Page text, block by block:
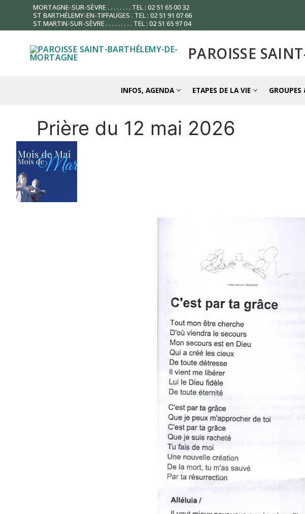
contenu
MORTAGNE-SUR-SÈVRE . . . . . . . . TEL : 02 51 65 00 32
ST BARTHÉLEMY-EN-TIFFAUGES . TEL : 02 51 91 07 66
ST MARTIN-SUR-SÈVRE . . . . . . . . . TEL : 02 51 65 97 04
PAROISSE
INFOS, AGENDA ETAPES DE LA VIE
Prière du 12 mai 2026